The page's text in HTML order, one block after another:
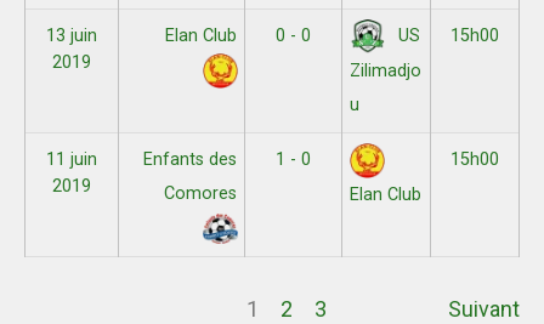
13 juin
2019
Elan Club 0 - 0
US
Zilimadjo
u
15h00
11 juin
2019
Enfants des
Comores
1 - 0
Elan Club
15h00
1 2 3 Suivant